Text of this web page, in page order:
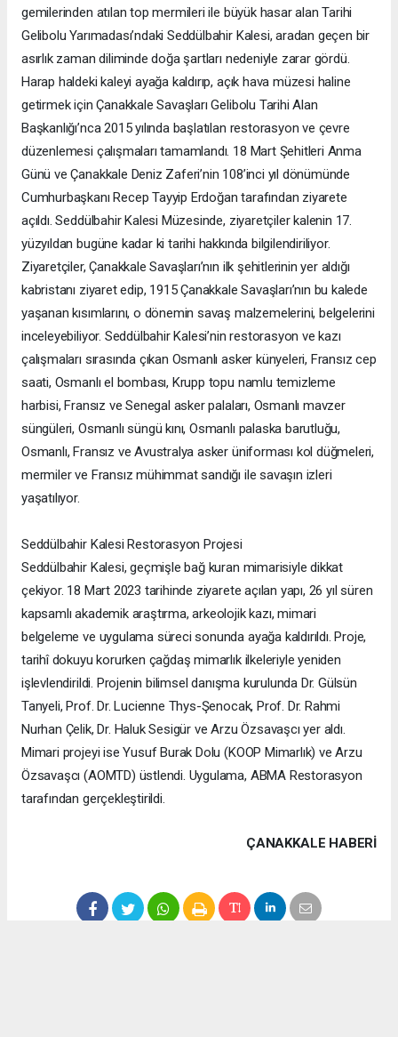
gemilerinden atılan top mermileri ile büyük hasar alan Tarihi
Gelibolu Yarımadası’ndaki Seddülbahir Kalesi, aradan geçen bir
asırlık zaman diliminde doğa şartları nedeniyle zarar gördü.
Harap haldeki kaleyi ayağa kaldırıp, açık hava müzesi haline
getirmek için Çanakkale Savaşları Gelibolu Tarihi Alan
Başkanlığı’nca 2015 yılında başlatılan restorasyon ve çevre
düzenlemesi çalışmaları tamamlandı. 18 Mart Şehitleri Anma
Günü ve Çanakkale Deniz Zaferi’nin 108’inci yıl dönümünde
Cumhurbaşkanı Recep Tayyip Erdoğan tarafından ziyarete
açıldı. Seddülbahir Kalesi Müzesinde, ziyaretçiler kalenin 17.
yüzyıldan bugüne kadar ki tarihi hakkında bilgilendiriliyor.
Ziyaretçiler, Çanakkale Savaşları’nın ilk şehitlerinin yer aldığı
kabristanı ziyaret edip, 1915 Çanakkale Savaşları’nın bu kalede
yaşanan kısımlarını, o dönemin savaş malzemelerini, belgelerini
inceleyebiliyor. Seddülbahir Kalesi’nin restorasyon ve kazı
çalışmaları sırasında çıkan Osmanlı asker künyeleri, Fransız cep
saati, Osmanlı el bombası, Krupp topu namlu temizleme
harbisi, Fransız ve Senegal asker palaları, Osmanlı mavzer
süngüleri, Osmanlı süngü kını, Osmanlı palaska barutluğu,
Osmanlı, Fransız ve Avustralya asker üniforması kol düğmeleri,
mermiler ve Fransız mühimmat sandığı ile savaşın izleri
yaşatılıyor.
Seddülbahir Kalesi Restorasyon Projesi
Seddülbahir Kalesi, geçmişle bağ kuran mimarisiyle dikkat
çekiyor. 18 Mart 2023 tarihinde ziyarete açılan yapı, 26 yıl süren
kapsamlı akademik araştırma, arkeolojik kazı, mimari
belgeleme ve uygulama süreci sonunda ayağa kaldırıldı. Proje,
tarihî dokuyu korurken çağdaş mimarlık ilkeleriyle yeniden
işlevlendirildi. Projenin bilimsel danışma kurulunda Dr. Gülsün
Tanyeli, Prof. Dr. Lucienne Thys-Şenocak, Prof. Dr. Rahmi
Nurhan Çelik, Dr. Haluk Sesigür ve Arzu Özsavaşcı yer aldı.
Mimari projeyi ise Yusuf Burak Dolu (KOOP Mimarlık) ve Arzu
Özsavaşcı (AOMTD) üstlendi. Uygulama, ABMA Restorasyon
tarafından gerçekleştirildi.
ÇANAKKALE HABERİ